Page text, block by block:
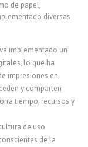
de papel,
diversas
implementado un
lo que ha
impresiones en
y comparten
tiempo, recursos y
de uso
de la